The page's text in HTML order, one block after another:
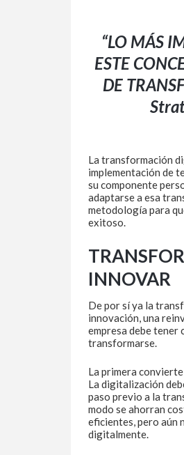
“LO MÁS
ESTE
DE
La transformación
implementación de
su componente
adaptarse a esa
metodología para
exitoso.
INNOVAR
De por sí ya la
innovación, una
empresa debe tener
transformarse.
La primera
La digitalización
paso previo a la
modo se ahorran
eficientes, pero aún
digitalmente.